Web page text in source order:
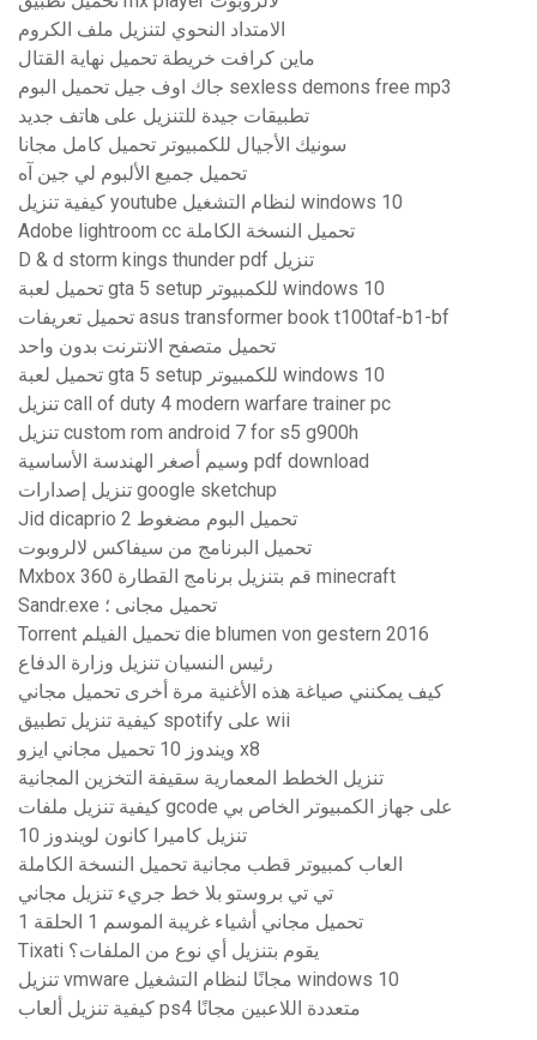
الامتداد النحوي لتنزيل ملف الكروم
ماين كرافت خريطة تحميل نهاية القتال
جاك اوف جيل تحميل البوم sexless demons free mp3
تطبيقات جيدة للتنزيل على هاتف جديد
سونيك الأجيال للكمبيوتر تحميل كامل مجانا
تحميل جميع الألبوم لي جين آه
كيفية تنزيل youtube لنظام التشغيل windows 10
Adobe lightroom cc تحميل النسخة الكاملة
D & d storm kings thunder pdf تنزيل
تحميل لعبة gta 5 setup للكمبيوتر windows 10
تحميل تعريفات asus transformer book t100taf-b1-bf
تحميل متصفح الانترنت بدون واحد
تحميل لعبة gta 5 setup للكمبيوتر windows 10
تنزيل call of duty 4 modern warfare trainer pc
تنزيل custom rom android 7 for s5 g900h
وسيم أصغر الهندسة الأساسية pdf download
تنزيل إصدارات google sketchup
Jid dicaprio 2 تحميل البوم مضغوط
تحميل البرنامج من سيفاكس لالروبوت
Mxbox 360 قم بتنزيل برنامج القطارة minecraft
Sandr.exe تحميل مجانى ؛
Torrent تحميل الفيلم die blumen von gestern 2016
رئيس النسيان تنزيل وزارة الدفاع
كيف يمكنني صياغة هذه الأغنية مرة أخرى تحميل مجاني
كيفية تنزيل تطبيق spotify على wii
ويندوز 10 تحميل مجاني ايزو x8
تنزيل الخطط المعمارية سقيفة التخزين المجانية
كيفية تنزيل ملفات gcode على جهاز الكمبيوتر الخاص بي
تنزيل كاميرا كانون لويندوز 10
العاب كمبيوتر قطب مجانية تحميل النسخة الكاملة
تي تي بروستو بلا خط جريء تنزيل مجاني
تحميل مجاني أشياء غريبة الموسم 1 الحلقة 1
Tixati يقوم بتنزيل أي نوع من الملفات؟
تنزيل vmware مجانًا لنظام التشغيل windows 10
كيفية تنزيل ألعاب ps4 متعددة اللاعبين مجانًا